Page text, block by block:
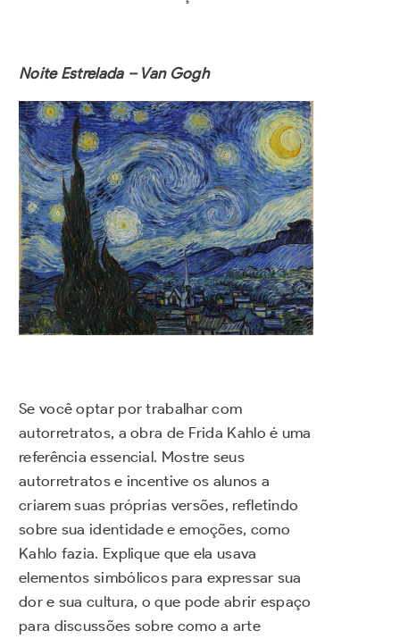
Noite Estrelada – Van Gogh
Se você optar por trabalhar com
autorretratos, a obra de Frida Kahlo é uma
referência essencial. Mostre seus
autorretratos e incentive os alunos a
criarem suas próprias versões, refletindo
sobre sua identidade e emoções, como
Kahlo fazia. Explique que ela usava
elementos simbólicos para expressar sua
dor e sua cultura, o que pode abrir espaço
para discussões sobre como a arte